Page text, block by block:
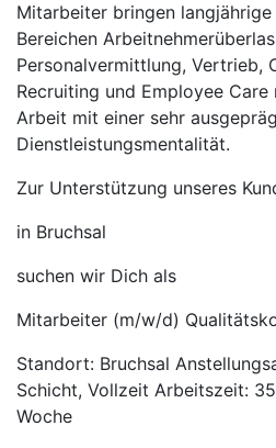
Mitarbeiter bringen
Bereichen
Personalvermittlung, Vertrieb,
Recruiting und Employee
Arbeit mit einer sehr
Dienstleistungsmentalität.
Zur Unterstützung unseres
in Bruchsal
suchen wir Dich als
Mitarbeiter (m/w/d)
Standort: Bruchsal
Schicht, Vollzeit Arbeitszeit:
Woche